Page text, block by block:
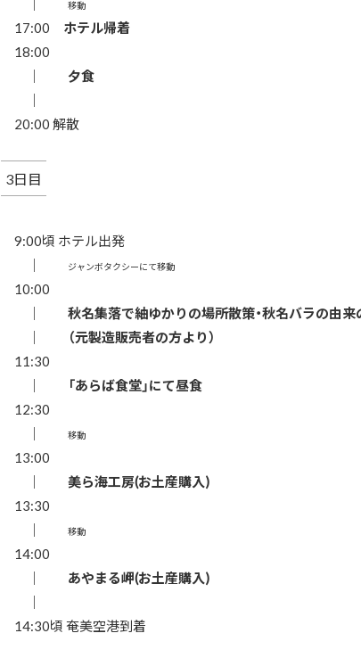
移動
17:00 ホテル帰着
18:00
｜ 夕食
｜
20:00 解散
3日目
9:00頃 ホテル出発
｜
ジャンボタクシーにて移動
10:00
｜ 秋名集落で紬ゆかりの場所散策・秋名バラの由
｜
（元製造販売者の方より）
11:30
｜
「あらば食堂」にて昼食
12:30
｜
移動
13:00
｜ 美ら海工房(お土産購入)
13:30
｜
移動
14:00
｜ あやまる岬(お土産購入)
｜
14:30頃 奄美空港到着